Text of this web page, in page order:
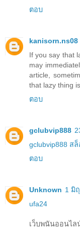
ตอบ
kanisorn.ns08
If you say that
may
article,
that lazy thing
ตอบ
gclubvip888
gclubvip888 ส
ตอบ
Unknown 1 มิ
ufa24
เว็บพนันออนไล